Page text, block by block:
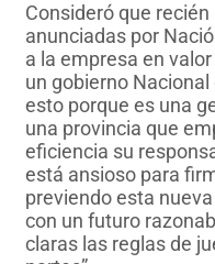
Consideró que
anunciadas por
a la empresa en
un gobierno
esto porque es una
una provincia que
eficiencia su
está ansioso para
previendo esta
con un futuro
claras las reglas de